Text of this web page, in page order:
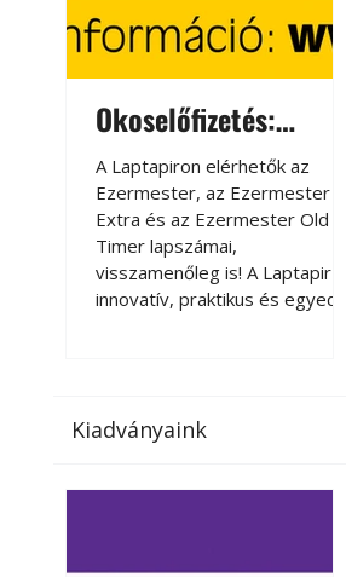
Okoselőfizetés:
Ezermester Extra
A Laptapiron elérhetők az
Ezermester, az Ezermester
Extra és az Ezermester Old
Timer lapszámai,
visszamenőleg is! A Laptapir új,
innovatív, praktikus és egyedi
az otthonában, útközben vagy
elérhetők lapszámaink. Bárhol,
Kiadványaink